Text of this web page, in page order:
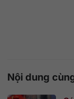
Nội dung